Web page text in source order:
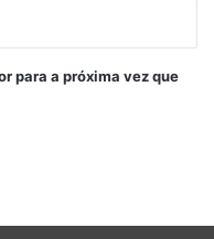
para a próxima vez que